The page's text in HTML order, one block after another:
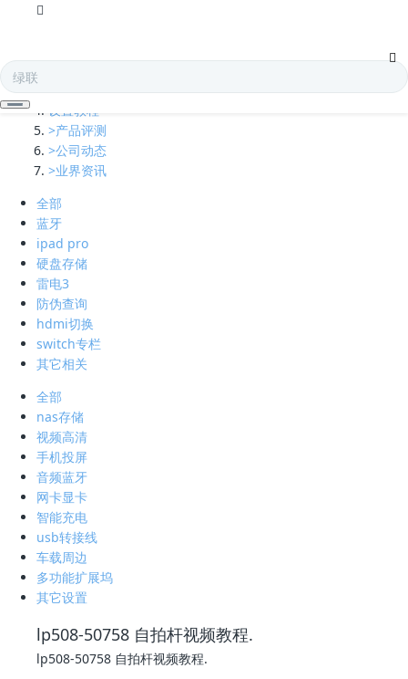
凯发娱乐全球的技术支持
设置教程
>产品评测
>公司动态
>业界资讯
全部
蓝牙
ipad pro
硬盘存储
雷电3
防伪查询
hdmi切换
switch专栏
其它相关
全部
nas存储
视频高清
手机投屏
音频蓝牙
网卡显卡
智能充电
usb转接线
车载周边
多功能扩展坞
其它设置
lp508-50758 自拍杆视频教程.
lp508-50758 自拍杆视频教程.